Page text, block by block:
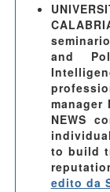
and
manager
NEWS
to build
edito da